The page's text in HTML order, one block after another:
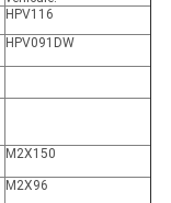
HPV116
HPV091DW
M2X150
M2X96